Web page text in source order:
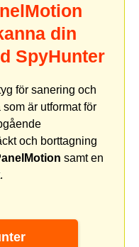
din
SpyHunter
för sanering och
är utformat för
och borttagning
samt en